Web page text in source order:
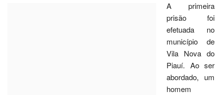
A primeira
prisão foi
efetuada no
município de
Vila Nova do
Piauí. Ao ser abordado, um homem natural de Padre Marcos,
apresentou aos policiais um Certificado de Registro e
Licenciamento de Veículo (CRLV) com indícios de falsificação,